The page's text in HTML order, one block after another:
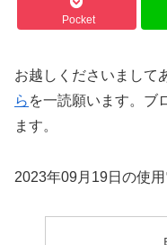
Pocket
お越しくださいまして
ら を一読願います。ブ
ます。
2023年09月19日の使